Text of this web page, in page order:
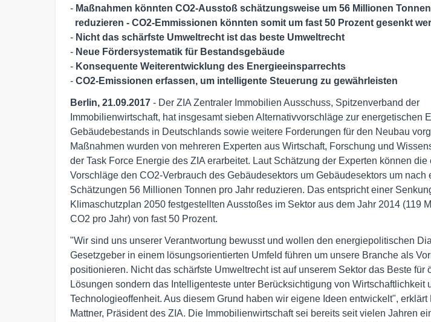
- Maßnahmen könnten CO2-Ausstoß schätzungsweise um 56 Millionen
reduzieren - CO2-Emmissionen könnten somit um fast 50 Prozent gesenkt
- Nicht das schärfste Umweltrecht ist das beste Umweltrecht
- Neue Fördersystematik für Bestandsgebäude
- Konsequente Weiterentwicklung des Energieeinsparrechts
- CO2-Emissionen erfassen, um intelligente Steuerung zu gewährleisten
Berlin, 21.09.2017 - Der ZIA Zentraler Immobilien Ausschuss, Spitzenverband der
Immobilienwirtschaft, hat insgesamt sieben Alternativvorschläge zur energetischen
Gebäudebestands in Deutschlands sowie weitere Forderungen für den Neubau
Maßnahmen wurden von mehreren Experten aus Wirtschaft, Forschung und
der Task Force Energie des ZIA erarbeitet. Laut Schätzung der Experten können die
Vorschläge den CO2-Verbrauch des Gebäudesektors um Gebäudesektors um nach
Schätzungen 56 Millionen Tonnen pro Jahr reduzieren. Das entspricht einer
Klimaschutzplan 2050 festgestellten Ausstoßes im Sektor aus dem Jahr 2014 (119
CO2 pro Jahr) von fast 50 Prozent.
"Wir sind uns unserer Verantwortung bewusst und wollen den energiepolitischen
Gesetzgeber in einem lösungsorientierten Umfeld führen um unsere Branche als
positionieren. Nicht das schärfste Umweltrecht ist auf unserem Sektor das Beste für
Lösungen sondern das Intelligenteste unter Berücksichtigung von Wirtschaftlichkeit
Technologieoffenheit. Aus diesem Grund haben wir eigene Ideen entwickelt", erklärt
Mattner, Präsident des ZIA. Die Immobilienwirtschaft sei bereits seit vielen Jahren